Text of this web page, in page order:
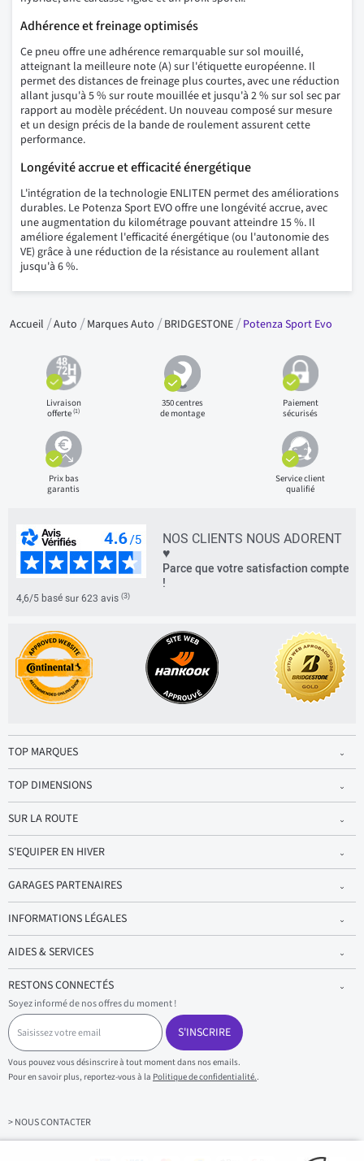
Adhérence et freinage optimisés
Ce pneu offre une adhérence remarquable sur sol mouillé,
atteignant la meilleure note (A) sur l'étiquette européenne. Il
permet des distances de freinage plus courtes, avec une réduction
allant jusqu'à 5 % sur route mouillée et jusqu'à 2 % sur sol sec par
rapport au modèle précédent. Un nouveau composé sur mesure
et un design précis de la bande de roulement assurent cette
performance.
Longévité accrue et efficacité énergétique
L'intégration de la technologie ENLITEN permet des améliorations
durables. Le Potenza Sport EVO offre une longévité accrue, avec
une augmentation du kilométrage pouvant atteindre 15 %. Il
améliore également l'efficacité énergétique (ou l'autonomie des
VE) grâce à une réduction de la résistance au roulement allant
jusqu'à 6 %.
Accueil Auto Marques Auto BRIDGESTONE Potenza Sport Evo
Livraison
offerte(1)
350 centres
de montage
Paiement
sécurisés
Prix bas
garantis
Service client
qualifié
NOS CLIENTS NOUS ADORENT
♥
Parce que votre satisfaction compte
!
4,6/5 basé sur 623 avis (3)
TOP MARQUES
TOP DIMENSIONS
SUR LA ROUTE
S'EQUIPER EN HIVER
GARAGES PARTENAIRES
INFORMATIONS LÉGALES
AIDES & SERVICES
RESTONS CONNECTÉS
Soyez informé de nos offres du moment !
S
a
i
s
i
s
z
v
S'INSCRIRE
Vous pouvez vous désinscrire à tout moment dans nos emails.
Pour en savoir plus, reportez-vous à la Politique de confidentialité..
> NOUS CONTACTER